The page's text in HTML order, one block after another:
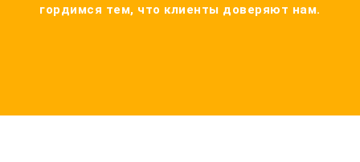
гордимся тем, что клиенты доверяют нам.